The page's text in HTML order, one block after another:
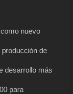
nuevo
de
desarrollo más
para